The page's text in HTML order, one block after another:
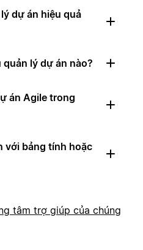
dự án hiệu quả
lý dự án nào?
án Agile trong
với bảng tính hoặc
tâm trợ giúp của chúng